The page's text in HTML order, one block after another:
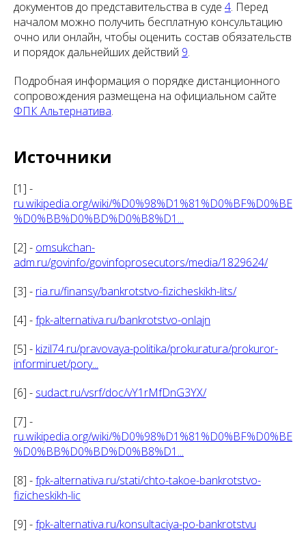
документов до представительства в суде 4. Перед
началом можно получить бесплатную консультацию
очно или онлайн, чтобы оценить состав обязательств
и порядок дальнейших действий 9.
Подробная информация о порядке дистанционного
сопровождения размещена на официальном сайте
ФПК Альтернатива.
Источники
[1] -
ru.wikipedia.org/wiki/%D0%98%D1%81%D0%BF%D0%BE
%D0%BB%D0%BD%D0%B8%D1...
[2] - omsukchan-
adm.ru/govinfo/govinfoprosecutors/media/1829624/
[3] - ria.ru/finansy/bankrotstvo-fizicheskikh-lits/
[4] -fpk-alternativa.ru/bankrotstvo-onlajn
[5] - kizil74.ru/pravovaya-politika/prokuratura/prokuror-
informiruet/pory...
[6] - sudact.ru/vsrf/doc/vY1rMfDnG3YX/
[7] -
ru.wikipedia.org/wiki/%D0%98%D1%81%D0%BF%D0%BE
%D0%BB%D0%BD%D0%B8%D1...
[8] -fpk-alternativa.ru/stati/chto-takoe-bankrotstvo-
fizicheskikh-lic
[9] -fpk-alternativa.ru/konsultaciya-po-bankrotstvu